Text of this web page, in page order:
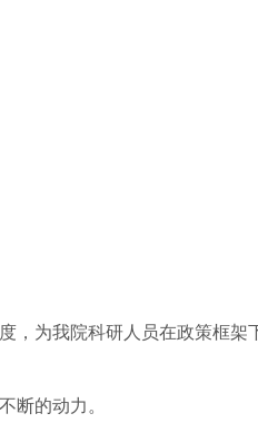
，为我院科研人员在政策框架
断的动力。